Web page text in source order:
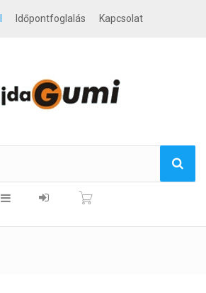
Időpontfoglalás Kapcsolat